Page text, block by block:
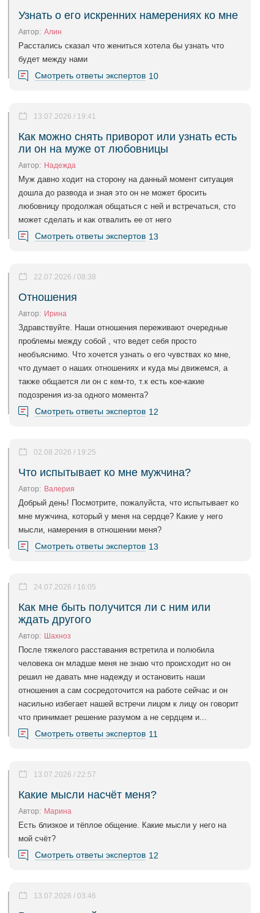
Узнать о его искренних намерениях ко мне
Автор: Алин
Расстались сказал что жениться хотела бы узнать что
будет между нами
Смотреть ответы экспертов 10
Как можно снять приворот или узнать есть
ли он на муже от любовницы
13.07.2026 / 19:41
Автор: Надежда
Муж давно ходит на сторону на данный момент ситуация
дошла до развода и зная это он не может бросить
любовницу продолжая общаться с ней и встречаться, сто
может сделать и как отвалить ее от него
Смотреть ответы экспертов 13
Отношения
22.07.2026 / 08:38
Автор: Ирина
Здравствуйте. Наши отношения переживают очередные
проблемы между собой , что ведет себя просто
необъяснимо. Что хочется узнать о его чувствах ко мне,
что думает о наших отношениях и куда мы движемся, а
также общается ли он с кем-то, т.к есть кое-какие
подозрения из-за одного момента?
Смотреть ответы экспертов 12
Что испытывает ко мне мужчина?
02.08.2026 / 19:25
Автор: Валерия
Добрый день! Посмотрите, пожалуйста, что испытывает ко
мне мужчина, который у меня на сердце? Какие у него
мысли, намерения в отношении меня?
Смотреть ответы экспертов 13
Как мне быть получится ли с ним или
ждать другого
24.07.2026 / 16:05
Автор: Шахноз
После тяжелого расставания встретила и полюбила
человека он младше меня не знаю что происходит но он
решил не давать мне надежду и остановить наши
отношения а сам сосредоточится на работе сейчас и он
насильно избегает нашей встречи лицом к лицу он говорит
что принимает решение разумом а не сердцем и...
Смотреть ответы экспертов 11
Какие мысли насчёт меня?
13.07.2026 / 22:57
Автор: Марина
Есть близкое и тёплое общение. Какие мысли у него на
мой счёт?
Смотреть ответы экспертов 12
13.07.2026 / 03:46